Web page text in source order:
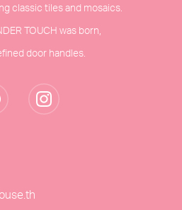
classic tiles and mosaics.
TOUCH was born,
door handles.